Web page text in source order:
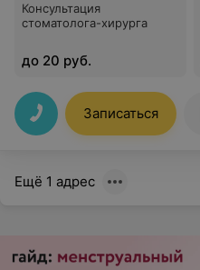
Консультация
стоматолога-хирурга
до 20 руб.
Записаться
Ещё 1 адрес